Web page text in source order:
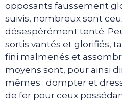
opposants faussement
suivis, nombreux sont
désespérément tenté.
sortis vantés et glorifiés,
fini malmenés et
moyens sont, pour ainsi
mêmes : dompter et
de fer pour ceux